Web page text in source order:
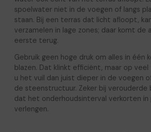
spoelwater niet in de voegen of langs
staan. Bij een terras dat licht afloopt,
verzamelen in lage zones; daar komt de
eerste terug.
Gebruik geen hoge druk om alles in één
blazen. Dat klinkt efficiënt, maar op
u het vuil dan juist dieper in de voegen
de steenstructuur. Zeker bij verouderde
dat het onderhoudsinterval verkorten in
verlengen.